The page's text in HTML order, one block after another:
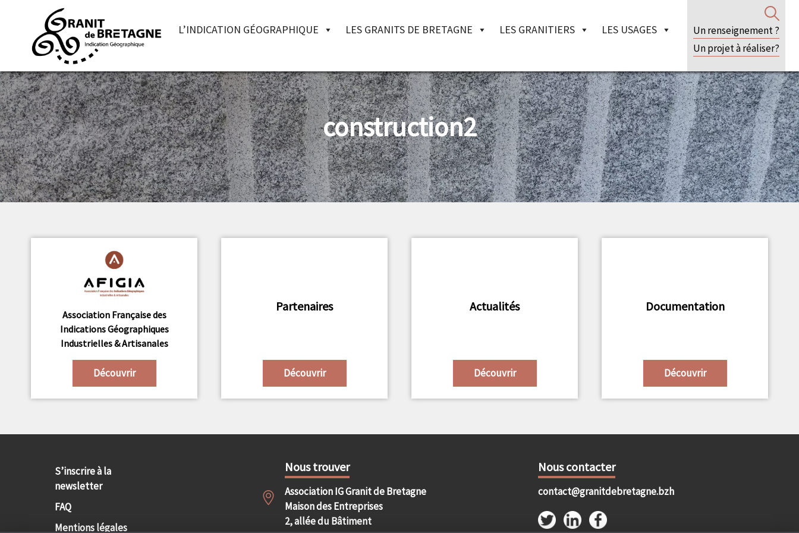
L’INDICATION GÉOGRAPHIQUE LES GRANITS DE BRETAGNE LES GRANITIERS LES USAGES
Un renseignement ?
Un projet à réaliser?
construction2
Association Française des
Indications Géographiques
Industrielles & Artisanales
Découvrir
Partenaires
Découvrir
Actualités
Découvrir
Documentation
Découvrir
S’inscrire à la
newsletter
FAQ
Mentions légales
Nous trouver
Association IG Granit de Bretagne
Maison des Entreprises
2, allée du Bâtiment
Nous contacter
contact@granitdebretagne.bzh